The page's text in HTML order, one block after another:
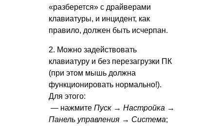
«разберется» с драйверами
клавиатуры, и инцидент, как
правило, должен быть исчерпан.
2. Можно задействовать
клавиатуру и без перезагрузки ПК
(при этом мышь должна
функционировать нормально!).
Для этого:
— нажмите Пуск → Настройка →
Панель управления → Система;